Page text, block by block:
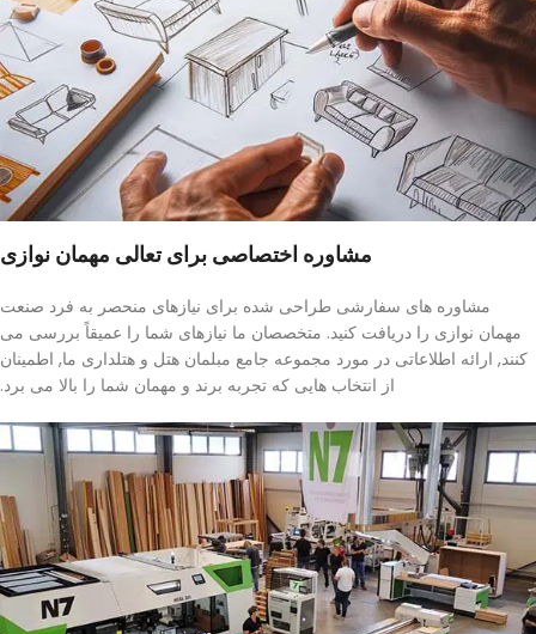
مشاوره اختصاصی برای تعالی مهمان نوازی
مشاوره های سفارشی طراحی شده برای نیازهای منحصر به فرد صنعت
مهمان نوازی را دریافت کنید. متخصصان ما نیازهای شما را عمیقاً بررسی می
کنند, ارائه اطلاعاتی در مورد مجموعه جامع مبلمان هتل و هتلداری ما, اطمینان
از انتخاب هایی که تجربه برند و مهمان شما را بالا می برد.